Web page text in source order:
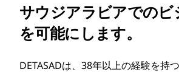
サウジアラビアでのビ
を可能にします。
DETASADは、38年以上の経験を持